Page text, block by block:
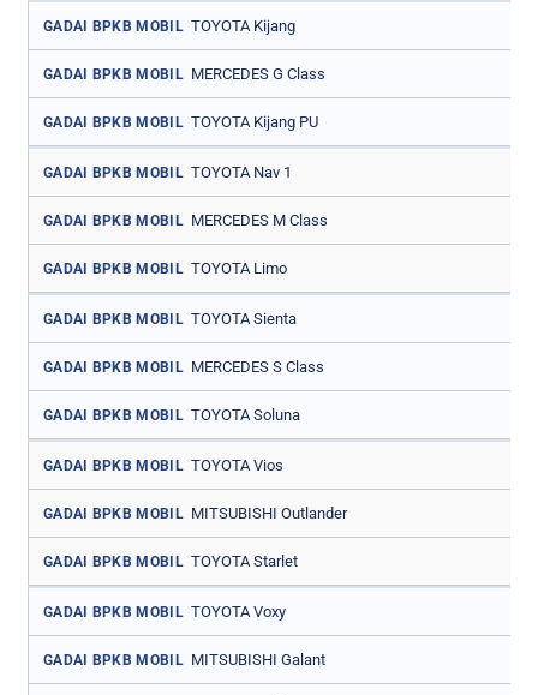
GADAI BPKB MOBIL TOYOTA Kijang
GADAI BPKB MOBIL MERCEDES G Class
GADAI BPKB MOBIL TOYOTA Kijang PU
GADAI BPKB MOBIL TOYOTA Nav 1
GADAI BPKB MOBIL MERCEDES M Class
GADAI BPKB MOBIL TOYOTA Limo
GADAI BPKB MOBIL TOYOTA Sienta
GADAI BPKB MOBIL MERCEDES S Class
GADAI BPKB MOBIL TOYOTA Soluna
GADAI BPKB MOBIL TOYOTA Vios
GADAI BPKB MOBIL MITSUBISHI Outlander
GADAI BPKB MOBIL TOYOTA Starlet
GADAI BPKB MOBIL TOYOTA Voxy
GADAI BPKB MOBIL MITSUBISHI Galant